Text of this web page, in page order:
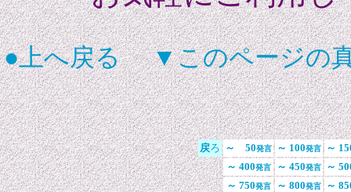
●上へ戻る ▼このページの
戻ろ ～ 50発言 ～ 100発言
～
～ 400発言 ～ 450発言
～
～ 750発言 ～ 800発言 ～